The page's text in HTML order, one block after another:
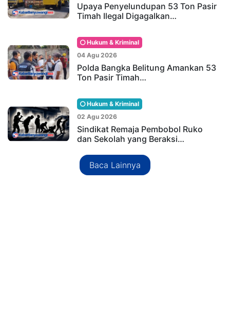
Upaya Penyelundupan 53 Ton Pasir
Timah Ilegal Digagalkan…
Hukum & Kriminal
04 Agu 2026
Polda Bangka Belitung Amankan 53
Ton Pasir Timah…
Hukum & Kriminal
02 Agu 2026
Sindikat Remaja Pembobol Ruko
dan Sekolah yang Beraksi…
Baca Lainnya